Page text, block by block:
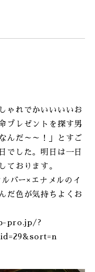
ゃれでかいいいいお
プレゼントを探す男
んだ～～！」とすご
でした。明日は一日
ております。
バー×エナメルのイ
だ色が気持ちよくお
pro.jp/?